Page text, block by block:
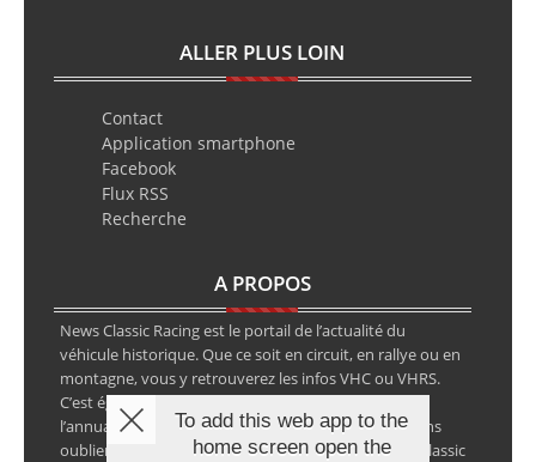
ALLER PLUS LOIN
Contact
Application smartphone
Facebook
Flux RSS
Recherche
A PROPOS
News Classic Racing est le portail de l’actualité du
véhicule historique. Que ce soit en circuit, en rallye ou en
montagne, vous y retrouverez les infos VHC ou VHRS.
C’est également le calendrier des épreuves ainsi que
l’annuaire des spécialistes de la voiture ancienne, sans
oublier les petites annonces avec notre partenaire Classic
To add this web app to the
home screen open the